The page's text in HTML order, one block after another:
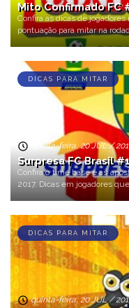
Mito Confirmado FC
Confira as dicas de
pontuação para mitar na
DICAS PARA MITAR
quinta-feira, 20 JUL /
Surpresa FC Brasil
Confira o time base e as
2017. Dicas em jogadores
DICAS PARA MITAR
quinta-feira, 20 JUL /